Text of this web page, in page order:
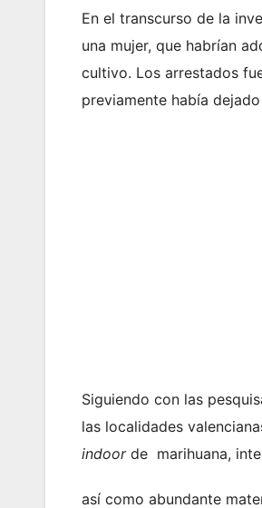
En el transcurso de la
una mujer, que habrían
cultivo. Los arrestados
previamente había
Siguiendo con las
las localidades
indoor de marihuana,
así como abundante